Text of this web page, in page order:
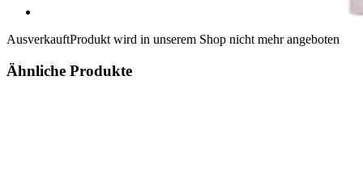
AusverkauftProdukt wird in unserem Shop nicht mehr angeboten
Ähnliche Produkte